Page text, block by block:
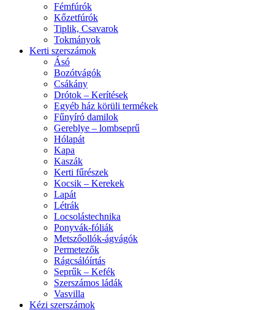
Fémfúrók
Kőzetfúrók
Tiplik, Csavarok
Tokmányok
Kerti szerszámok
Ásó
Bozótvágók
Csákány
Drótok – Kerítések
Egyéb ház körüli termékek
Fűnyíró damilok
Gereblye – lombseprű
Hólapát
Kapa
Kaszák
Kerti fűrészek
Kocsik – Kerekek
Lapát
Létrák
Locsolástechnika
Ponyvák-fóliák
Metszőollók-ágvágók
Permetezők
Rágcsálóírtás
Seprűk – Kefék
Szerszámos ládák
Vasvilla
Kézi szerszámok